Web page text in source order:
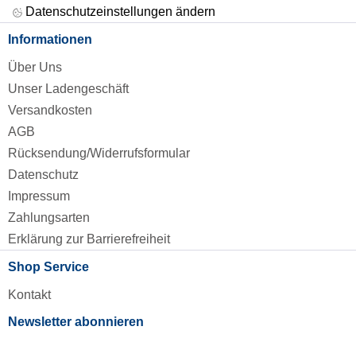
Datenschutzeinstellungen ändern
Informationen
Über Uns
Unser Ladengeschäft
Versandkosten
AGB
Rücksendung/Widerrufsformular
Datenschutz
Impressum
Zahlungsarten
Erklärung zur Barrierefreiheit
Shop Service
Kontakt
Newsletter abonnieren